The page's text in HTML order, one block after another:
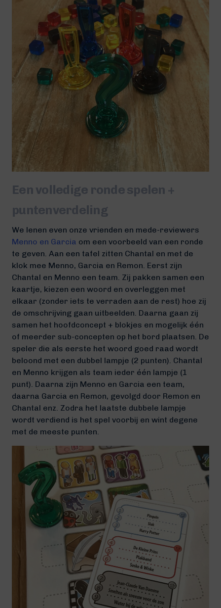
Een volledige ronde spelen +
puntenverdeling
We lenen even onze vrienden en mede-reviewers
Menno en Garcia om een voorbeeld van een ronde
te geven. Aan een tafel zitten Chantal en met de
klok mee Menno, Garcia en Remon. Eerst zijn
Chantal en Menno een team. Zij pakken samen een
kaartje, kiezen een woord en overleggen met
elkaar (zonder iets te verraden aan de rest) hoe zij
de omschrijving gaan uitbeelden. Daarna gaan zij
samen het hoofdconcept + blokjes en mogelijk één
of meerder sub-concepten op het bord plaatsen. De
speler die als eerste het woord goed raad wordt
beloond met een dubbel lampje (2 punten). Chantal
en Menno krijgen als team ieder één lampje (1
punt). Daarna zijn Menno en Garcia een team,
daarna Garcia en Remon, gevolgd door Remon en
Chantal enz. Zodra het laatste dubbele lampje
wordt verdiend is het spel voorbij en wint degene
met de meeste punten.